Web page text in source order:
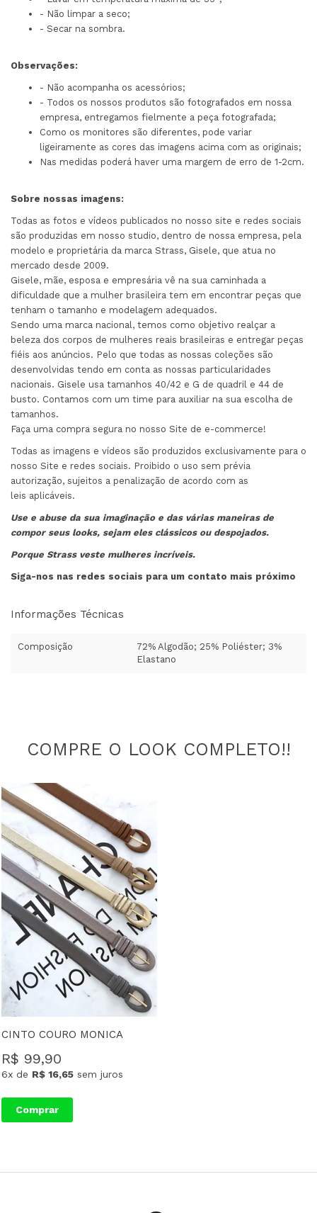
- Não limpar a seco;
- Secar na sombra.
Observações:
- Não acompanha os acessórios;
- Todos os nossos produtos são fotografados em nossa
empresa, entregamos fielmente a peça fotografada;
Como os monitores são diferentes, pode variar
ligeiramente as cores das imagens acima com as originais;
Nas medidas poderá haver uma margem de erro de 1-2cm.
Sobre nossas imagens:
Todas as fotos e vídeos publicados no nosso site e redes sociais
são produzidas em nosso studio, dentro de nossa empresa, pela
modelo e proprietária da marca Strass, Gisele, que atua no
mercado desde 2009.
Gisele, mãe, esposa e empresária vê na sua caminhada a
dificuldade que a mulher brasileira tem em encontrar peças que
tenham o tamanho e modelagem adequados.
Sendo uma marca nacional, temos como objetivo realçar a
beleza dos corpos de mulheres reais brasileiras e entregar peças
fiéis aos anúncios. Pelo que todas as nossas coleções são
desenvolvidas tendo em conta as nossas particularidades
nacionais. Gisele usa tamanhos 40/42 e G de quadril e 44 de
busto. Contamos com um time para auxiliar na sua escolha de
tamanhos.
Faça uma compra segura no nosso Site de e-commerce!
Todas as imagens e vídeos são produzidos exclusivamente para o
nosso Site e redes sociais. Proibido o uso sem prévia
autorização, sujeitos a penalização de acordo com as
leis aplicáveis.
Use e abuse da sua imaginação e das várias maneiras de
compor seus looks, sejam eles clássicos ou despojados.
Porque Strass veste mulheres incríveis.
Siga-nos nas redes sociais para um contato mais próximo
Informações Técnicas
Composição
72% Algodão; 25% Poliéster; 3%
Elastano
COMPRE O LOOK COMPLETO!!
CINTO COURO MONICA
R$ 99,90
6x de R$ 16,65 sem juros
Comprar